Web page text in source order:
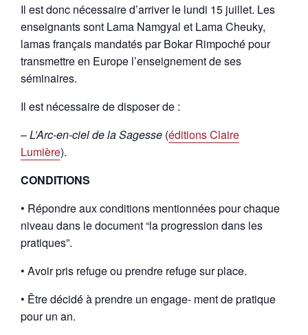
Il est donc nécessaire d’arriver le lundi 15 juillet. Les
enseignants sont Lama Namgyal et Lama Cheuky,
lamas français mandatés par Bokar Rimpoché́ pour
transmettre en Europe l’enseignement de ses
séminaires.
Il est nécessaire de disposer de :
–L’Arc-en-ciel de la Sagesse (éditions Claire
Lumière).
CONDITIONS
• Répondre aux conditions mentionnées pour chaque
niveau dans le document “la progression dans les
pratiques”.
• Avoir pris refuge ou prendre refuge sur place.
• Être décidé́ à prendre un engage- ment de pratique
pour un an.